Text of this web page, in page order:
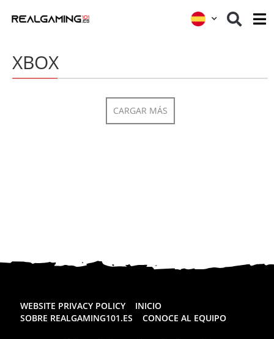
XBOX
CARGAR MÁS
WEBSITE PRIVACY POLICY
INICIO
SOBRE REALGAMING101.ES
CONOCE AL EQUIPO